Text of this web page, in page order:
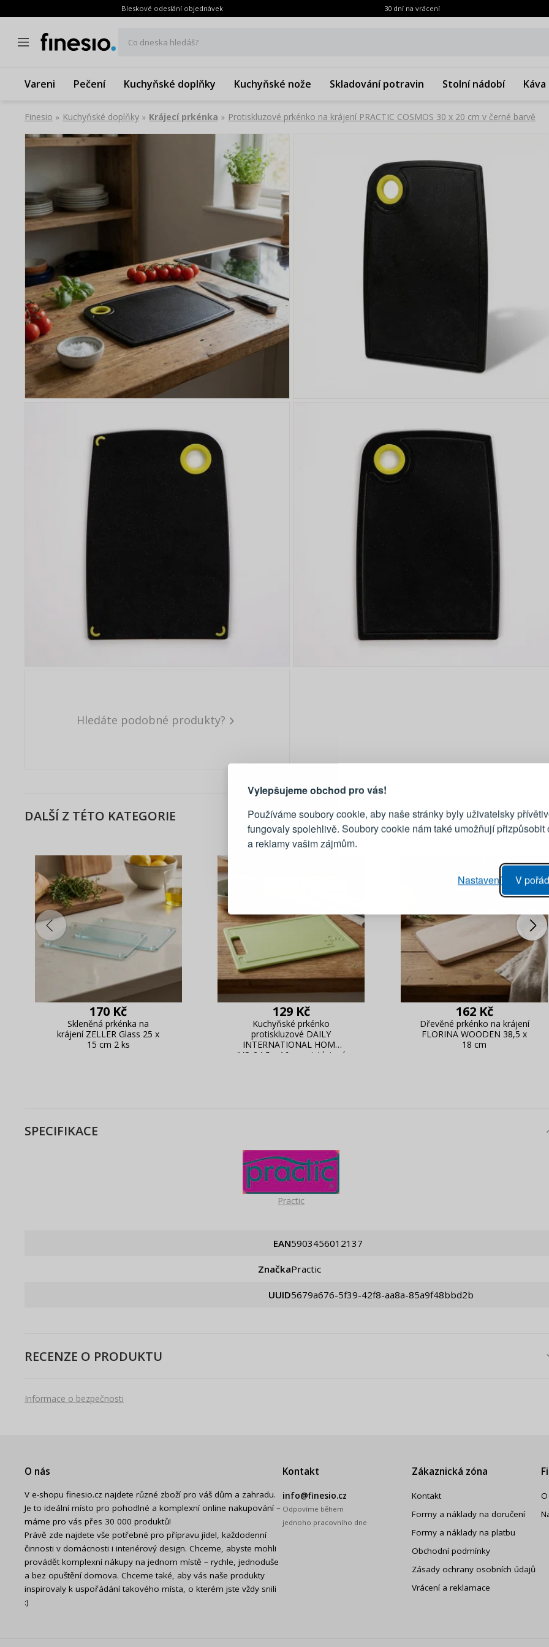
Vylepšujeme obchod pro vás!
Používáme soubory cookie, aby naše stránky byly uživatelsky
fungovaly spolehlivě. Soubory cookie nám také umožňují přizpůsobit
a reklamy vašim zájmům.
V
Nastavení
Bleskové odeslání objednávek 30 dní na vrácení
Co dneska hledáš?
Vareni Pečení Kuchyňské doplňky Kuchyňské nože Skladování potravin Stolní nádobí Káva
Finesio » Kuchyňské doplňky » Krájecí prkénka » Protiskluzové prkénko na krájení PRACTIC COSMOS 30 x 20 cm v černé barvě
Hledáte podobné produkty?
DALŠÍ Z TÉTO KATEGORIE
170 Kč
Skleněná prkénka na
krájení ZELLER Glass 25 x
15 cm 2 ks
129 Kč
Kuchyňské prkénko
protiskluzové DAILY
INTERNATIONAL HOME
IVO 24,5 x 16 cm pistáciové
162 Kč
Dřevěné prkénko na krájení
FLORINA WOODEN 38,5 x
18 cm
SPECIFIKACE
Practic
EAN 5903456012137
Značka Practic
UUID 5679a676-5f39-42f8-aa8a-85a9f48bbd2b
RECENZE O PRODUKTU
Informace o bezpečnosti
O nás
V e-shopu finesio.cz najdete různé zboží pro váš dům a zahradu.
Je to ideální místo pro pohodlné a komplexní online nakupování –
máme pro vás přes 30 000 produktů!
Právě zde najdete vše potřebné pro přípravu jídel, každodenní
činnosti v domácnosti i interiérový design. Chceme, abyste mohli
provádět komplexní nákupy na jednom místě – rychle, jednoduše
a bez opuštění domova. Chceme také, aby vás naše produkty
inspirovaly k uspořádání takového místa, o kterém jste vždy snili
:)
Kontakt
info@finesio.cz
Odpovíme během
jednoho pracovního dne
Zákaznická zóna
Kontakt
Formy a náklady na doručení
Formy a náklady na platbu
Obchodní podmínky
Zásady ochrany osobních údajů
Vrácení a reklamace
vytvořit účet
Živý náhled na změny v objednávce
Emailová adresa
PŘIHLÁSIT
Připomenutí